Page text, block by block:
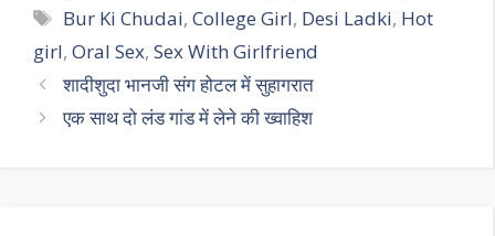
Tags
Bur Ki Chudai,College Girl, Desi Ladki, Hot
girl, Oral Sex, Sex With Girlfriend
शादीशुदा भानजी संग होटल में सुहागरात
एक साथ दो लंड गांड में लेने की ख्वाहिश